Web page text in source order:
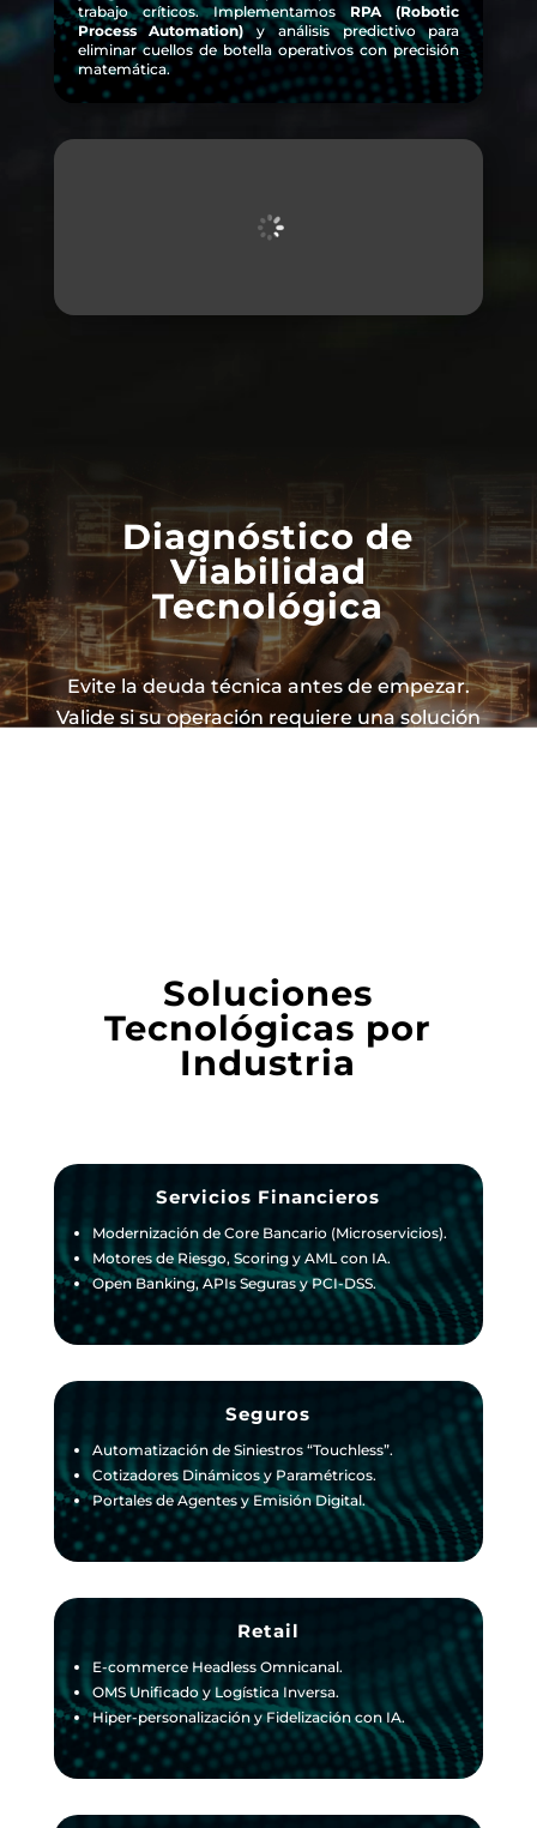
trabajo críticos. ImplementamosRPA (Robotic
Process Automation)y análisis predictivo para
eliminar cuellos de botella operativos con precisión
matemática.
Diagnóstico de
Viabilidad
Tecnológica
Evite la deuda técnica antes de empezar.
Valide si su operación requiere una solución
Soluciones
Tecnológicas por
Industria
Servicios Financieros
Modernización de Core Bancario (Microservicios).
Motores de Riesgo, Scoring y AML con IA.
Open Banking, APIs Seguras y PCI-DSS.
Seguros
Automatización de Siniestros “Touchless”.
Cotizadores Dinámicos y Paramétricos.
Portales de Agentes y Emisión Digital.
Retail
E-commerce Headless Omnicanal.
OMS Unificado y Logística Inversa.
Hiper-personalización y Fidelización con IA.